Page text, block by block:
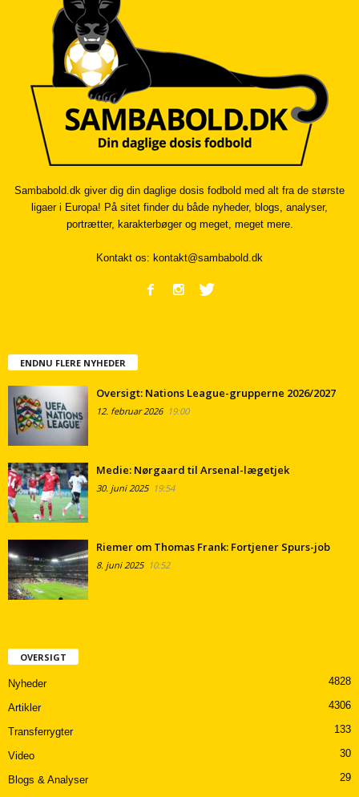
Sambabold.dk giver dig din daglige dosis fodbold med alt fra de største
ligaer i Europa! På sitet finder du både nyheder, blogs, analyser,
portrætter, karakterbøger og meget, meget mere.
Kontakt os: kontakt@sambabold.dk
ENDNU FLERE NYHEDER
Oversigt: Nations League-grupperne 2026/2027
12. februar 202619:00
Medie: Nørgaard til Arsenal-lægetjek
30. juni 202519:54
Riemer om Thomas Frank: Fortjener Spurs-job
8. juni 202510:52
OVERSIGT
Nyheder 4828
Artikler 4306
Transferrygter 133
Video 30
Blogs & Analyser
29